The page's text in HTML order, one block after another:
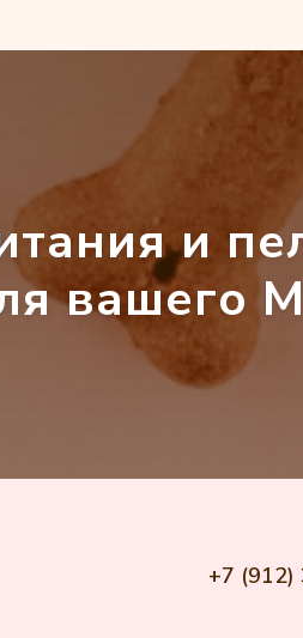
и
вашего
+7 (912)